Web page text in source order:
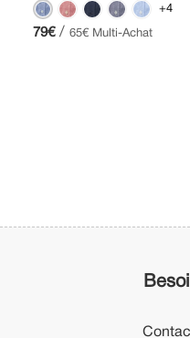
+4
79€ / 65€ Multi-Achat